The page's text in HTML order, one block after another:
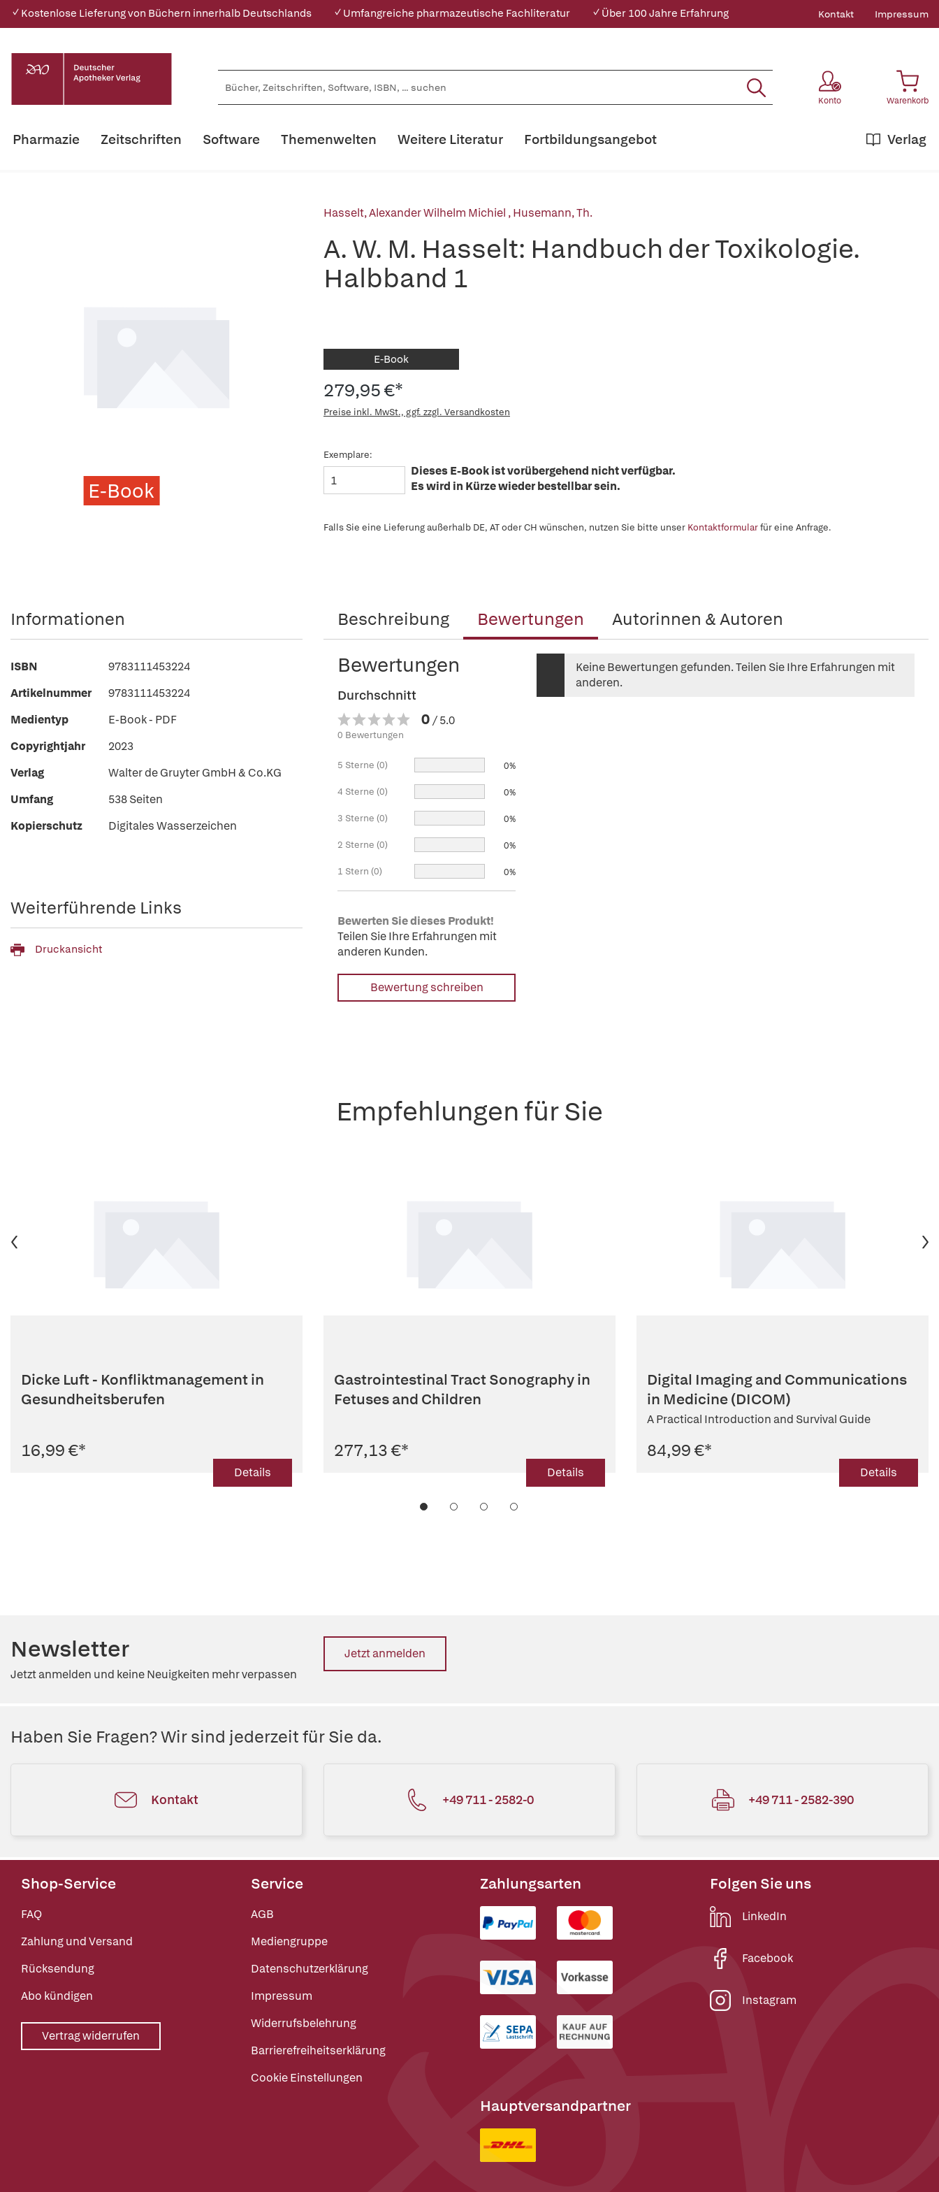
✓ Kostenlose Lieferung von Büchern innerhalb Deutschlands ✓ Umfangreiche pharmazeutische Fachliteratur ✓ Über 100 Jahre Erfahrung Kontakt Impressum
Konto Warenkorb
Pharmazie Zeitschriften Software Themenwelten Weitere Literatur Verlag
Fortbildungsangebot
E-Book
Hasselt, Alexander Wilhelm Michiel ,Husemann, Th.
A. W. M. Hasselt: Handbuch der Toxikologie.
Halbband 1
E-Book
279,95 €*
Preise inkl. MwSt., ggf. zzgl. Versandkosten
Exemplare:
Dieses E-Book ist vorübergehend nicht verfügbar.
Es wird in Kürze wieder bestellbar sein.
Falls Sie eine Lieferung außerhalb DE, AT oder CH wünschen, nutzen Sie bitte unser Kontaktformularfür eine Anfrage.
Beschreibung Bewertungen Autorinnen & Autoren
Bewertungen
Durchschnitt
0 / 5.0
0 Bewertungen
5 Sterne (0) 0%
4 Sterne (0) 0%
3 Sterne (0) 0%
2 Sterne (0) 0%
1 Stern (0) 0%
Bewerten Sie dieses Produkt!
Teilen Sie Ihre Erfahrungen mit
anderen Kunden.
Bewertung schreiben
Keine Bewertungen gefunden. Teilen Sie Ihre Erfahrungen mit
anderen.
Informationen
ISBN
9783111453224
Artikelnummer
9783111453224
Medientyp
E-Book - PDF
Copyrightjahr
2023
Verlag
Walter de Gruyter GmbH & Co.KG
Umfang
538 Seiten
Kopierschutz
Digitales Wasserzeichen
Weiterführende Links
Druckansicht
Empfehlungen für Sie
Dicke Luft - Konfliktmanagement in
Gesundheitsberufen
16,99 €*
Details
Gastrointestinal Tract Sonography in
Fetuses and Children
277,13 €*
Details
Digital Imaging and Communications
in Medicine (DICOM)
A Practical Introduction and Survival Guide
84,99 €*
Details
Newsletter
Jetzt anmelden und keine Neuigkeiten mehr verpassen
Jetzt anmelden
Haben Sie Fragen? Wir sind jederzeit für Sie da.
Kontakt +49 711 - 2582-0 +49 711 - 2582-390
Shop-Service
FAQ
Zahlung und Versand
Rücksendung
Abo kündigen
Vertrag widerrufen
Service
AGB
Mediengruppe
Datenschutzerklärung
Impressum
Widerrufsbelehrung
Barrierefreiheitserklärung
Cookie Einstellungen
Zahlungsarten
Hauptversandpartner
Folgen Sie uns
LinkedIn
Facebook
Instagram